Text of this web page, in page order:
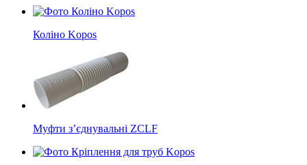
Коліно Kopos
Муфти з’єднувальні ZCLF